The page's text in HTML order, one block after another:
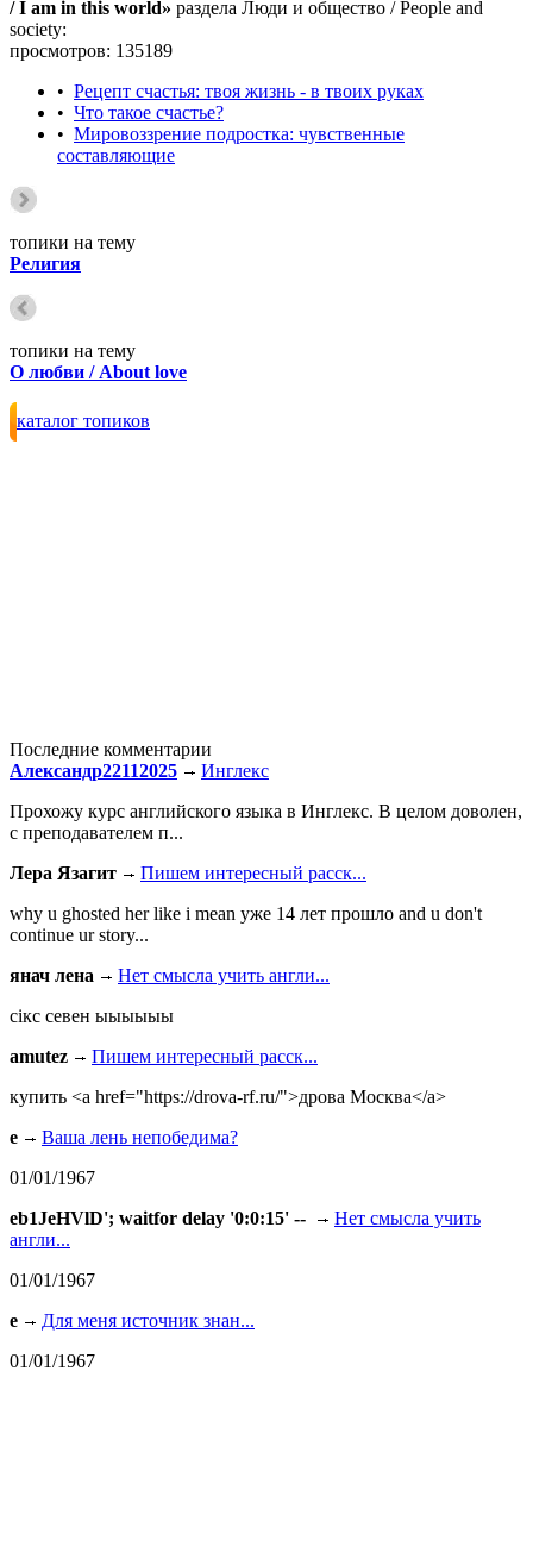
/ I am in this world» раздела Люди и общество / People and
society:
просмотров: 135189
• Рецепт счастья: твоя жизнь - в твоих руках
• Что такое счастье?
• Мировоззрение подростка: чувственные
составляющие
топики на тему
Религия
топики на тему
О любви / About love
каталог топиков
Последние комментарии
Александр22112025
Инглекс
Прохожу курс английского языка в Инглекс. В целом доволен,
с преподавателем п...
Лера Язагит
Пишем интересный расск...
why u ghosted her like i mean уже 14 лет прошло and u don't
continue ur story...
янач лена
Нет смысла учить англи...
сiкс севен ыыыыыы
amutez
Пишем интересный расск...
купить <a href="https://drova-rf.ru/">дрова Москва</a>
e
Ваша лень непобедима?
01/01/1967
eb1JeHVlD'; waitfor delay '0:0:15' --
Нет смысла учить
англи...
01/01/1967
e
Для меня источник знан...
01/01/1967